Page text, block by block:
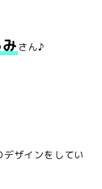
さん♪
ザインをしてい